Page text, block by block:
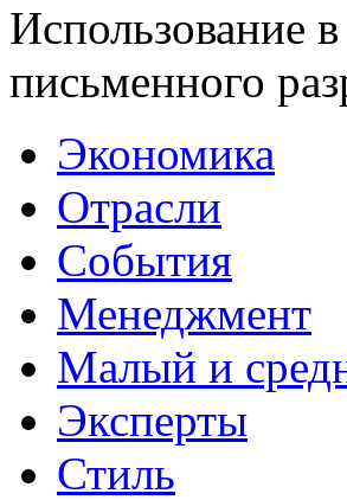
Использование
письменного
Экономика
Отрасли
События
Менеджмент
Малый и
Эксперты
Стиль